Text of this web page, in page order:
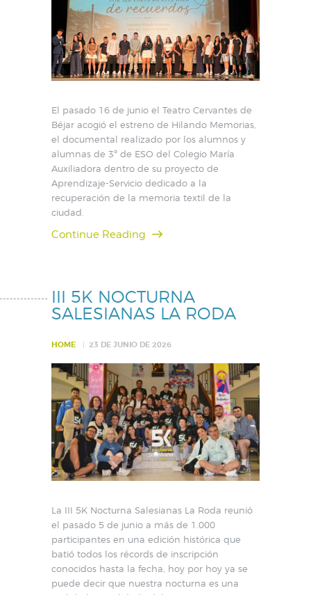
El pasado 16 de junio el Teatro Cervantes de
Béjar acogió el estreno de Hilando Memorias,
el documental realizado por los alumnos y
alumnas de 3º de ESO del Colegio María
Auxiliadora dentro de su proyecto de
Aprendizaje-Servicio dedicado a la
recuperación de la memoria textil de la
ciudad.
Continue Reading
III 5K NOCTURNA
SALESIANAS LA RODA
HOME 23 DE JUNIO DE 2026
La III 5K Nocturna Salesianas La Roda reunió
el pasado 5 de junio a más de 1.000
participantes en una edición histórica que
batió todos los récords de inscripción
conocidos hasta la fecha, hoy por hoy ya se
puede decir que nuestra nocturna es una